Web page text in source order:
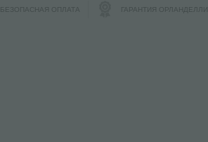
БЕЗОПАСНАЯ ОПЛАТА ГАРАНТИЯ ОРЛАНДЕЛЛИ